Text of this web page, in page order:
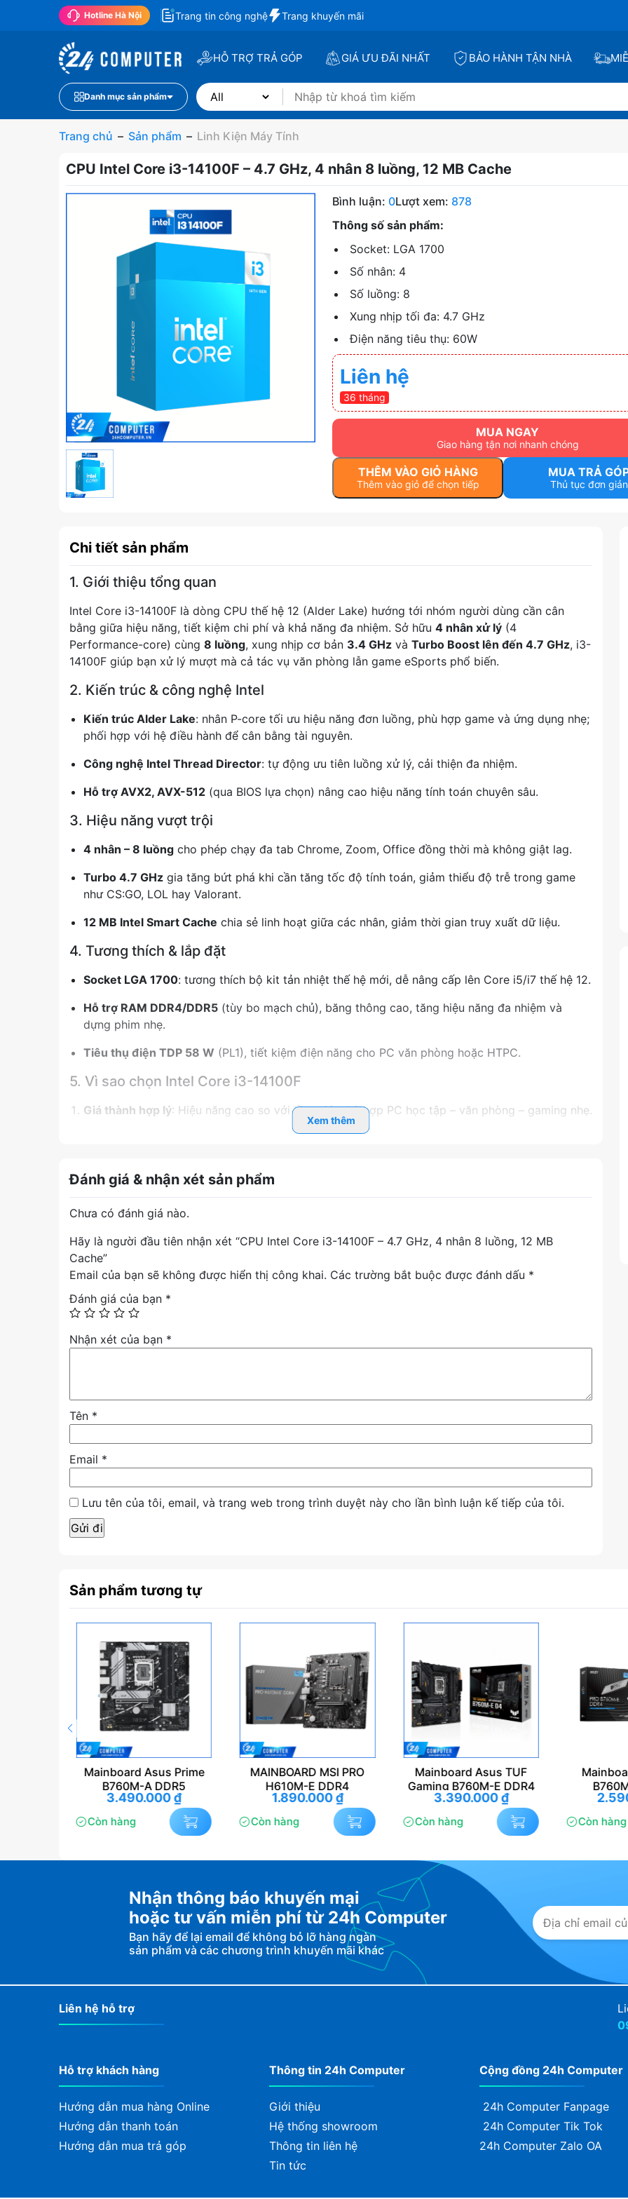
Hotline Hà Nội Trang tin công nghệ Trang khuyến mãi
HỖ TRỢ TRẢ GÓP GIÁ ƯU ĐÃI NHẤT BẢO HÀNH TẬN NHÀ
Danh mục sản phẩm
Trang chủ – Sản phẩm – Linh Kiện Máy Tính
CPU Intel Core i3-14100F – 4.7 GHz, 4 nhân 8 luồng, 12 MB Cache
Bình luận: 0Lượt xem: 878
Thông số sản phẩm:
Socket: LGA 1700
Số nhân: 4
Số luồng: 8
Xung nhịp tối đa: 4.7 GHz
Điện năng tiêu thụ: 60W
Liên hệ
36 tháng
MUA NGAY
Giao hàng tận nơi nhanh chóng
THÊM VÀO GIỎ HÀNG
Thêm vào giỏ để chọn tiếp
MUA TRẢ
Thủ tục đơn giản
Chi tiết sản phẩm
1. Giới thiệu tổng quan
Intel Core i3-14100F là dòng CPU thế hệ 12 (Alder Lake) hướng tới nhóm người dùng cần cân
bằng giữa hiệu năng, tiết kiệm chi phí và khả năng đa nhiệm. Sở hữu 4 nhân xử lý (4
Performance-core) cùng 8 luồng, xung nhịp cơ bản 3.4 GHz và Turbo Boost lên đến 4.7 GHz, i3-
14100F giúp bạn xử lý mượt mà cả tác vụ văn phòng lẫn game eSports phổ biến.
2. Kiến trúc & công nghệ Intel
Kiến trúc Alder Lake: nhân P-core tối ưu hiệu năng đơn luồng, phù hợp game và ứng dụng nhẹ;
phối hợp với hệ điều hành để cân bằng tài nguyên.
Công nghệ Intel Thread Director: tự động ưu tiên luồng xử lý, cải thiện đa nhiệm.
Hỗ trợ AVX2, AVX-512 (qua BIOS lựa chọn) nâng cao hiệu năng tính toán chuyên sâu.
3. Hiệu năng vượt trội
4 nhân – 8 luồng cho phép chạy đa tab Chrome, Zoom, Office đồng thời mà không giật lag.
Turbo 4.7 GHz gia tăng bứt phá khi cần tăng tốc độ tính toán, giảm thiểu độ trễ trong game
như CS:GO, LOL hay Valorant.
12 MB Intel Smart Cache chia sẻ linh hoạt giữa các nhân, giảm thời gian truy xuất dữ liệu.
4. Tương thích & lắp đặt
Socket LGA 1700: tương thích bộ kit tản nhiệt thế hệ mới, dễ nâng cấp lên Core i5/i7 thế hệ 12.
Hỗ trợ RAM DDR4/DDR5 (tùy bo mạch chủ), băng thông cao, tăng hiệu năng đa nhiệm và
dựng phim nhẹ.
Tiêu thụ điện TDP 58 W (PL1), tiết kiệm điện năng cho PC văn phòng hoặc HTPC.
5. Vì sao chọn Intel Core i3-14100F
Giá thành hợp lý: Hiệu năng cao so với tầm giá, phù hợp PC học tập – văn phòng – gaming nhẹ.
: 8 luồng xử lý song song, chuyển đổi ứng dụng nhanh chóng.
cao.
Nâng cấp linh hoạt: Dễ dàng lên Core i5/i7 Alder Lake trên cùng socket LGA 1700.
Tiết kiệm điện năng: TDP chỉ 58 W, giảm nhiệt độ và chi phí vận hành.
6. Kết luận
Intel Core i3-14100F là lựa chọn lý tưởng cho người dùng cần một CPU tầm trung “giá mềm”
nhưng vẫn đủ sức cân mọi tác vụ – từ văn phòng, học tập đến game eSports.
Xem thêm
Đánh giá & nhận xét sản phẩm
Chưa có đánh giá nào.
Hãy là người đầu tiên nhận xét “CPU Intel Core i3-14100F – 4.7 GHz, 4 nhân 8 luồng, 12 MB
Cache”
Email của bạn sẽ không được hiển thị công khai. Các trường bắt buộc được đánh dấu *
Đánh giá của bạn *
Nhận xét của bạn *
Tên *
Email *
Lưu tên của tôi, email, và trang web trong trình duyệt này cho lần bình luận kế tiếp của tôi.
Sản phẩm tương tự
MAINBOARD MSI PRO
H610M-E DDR4
1.890.000
Còn hàng
Mainboard Asus TUF
Gaming B760M-E DDR4
3.390.000
Còn hàng
Mainboard MSI PRO
B760M-E DDR4
2.590.000
Còn hàng
Nhận thông báo khuyến mại
hoặc tư vấn miễn phí từ 24h Computer
Bạn hãy để lại email để không bỏ lỡ hàng ngàn
sản phẩm và các chương trình khuyến mãi khác
Liên hệ hỗ trợ
Hỗ trợ khách hàng
Hướng dẫn mua hàng Online
Hướng dẫn thanh toán
Hướng dẫn mua trả góp
Thông tin 24h Computer
Giới thiệu
Hệ thống showroom
Thông tin liên hệ
Tin tức
Cộng đồng 24h Computer
24h Computer Fanpage
24h Computer Tik Tok
24h Computer Zalo OA